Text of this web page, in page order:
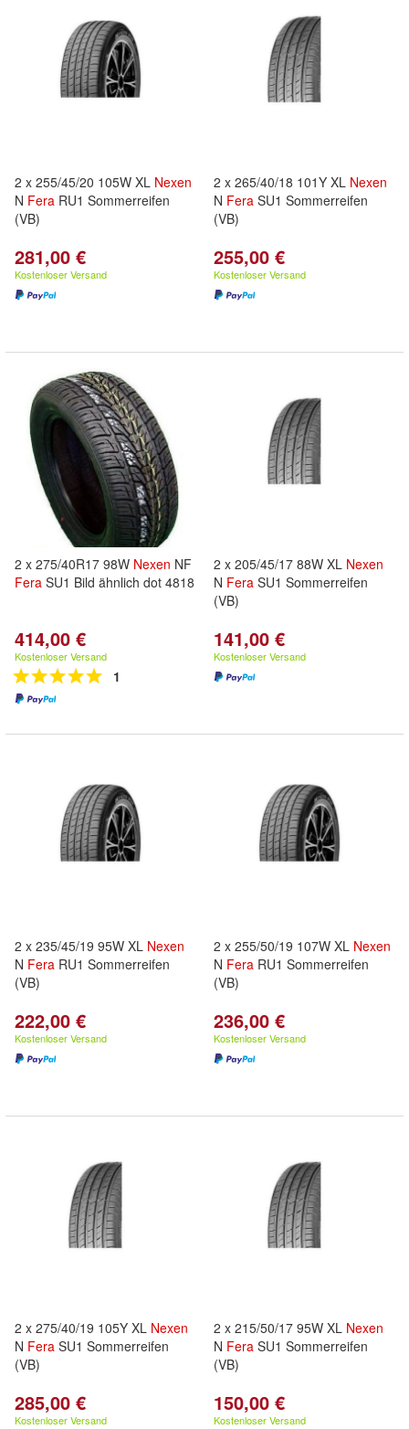
2 x 255/45/20 105W XL Nexen
N Fera RU1 Sommerreifen
(VB)
281,00 €
Kostenloser Versand
2 x 265/40/18 101Y XL Nexen
N Fera SU1 Sommerreifen
(VB)
255,00 €
Kostenloser Versand
2 x 275/40R17 98W Nexen NF
Fera SU1 Bild ähnlich dot 4818
414,00 €
Kostenloser Versand
1
2 x 205/45/17 88W XL Nexen
N Fera SU1 Sommerreifen
(VB)
141,00 €
Kostenloser Versand
2 x 235/45/19 95W XL Nexen
N Fera RU1 Sommerreifen
(VB)
222,00 €
Kostenloser Versand
2 x 255/50/19 107W XL Nexen
N Fera RU1 Sommerreifen
(VB)
236,00 €
Kostenloser Versand
2 x 275/40/19 105Y XL Nexen
N Fera SU1 Sommerreifen
(VB)
285,00 €
Kostenloser Versand
2 x 215/50/17 95W XL Nexen
N Fera SU1 Sommerreifen
(VB)
150,00 €
Kostenloser Versand